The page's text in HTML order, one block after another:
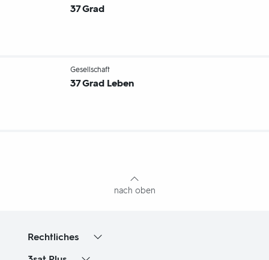
37 Grad
Gesellschaft-
37 Grad Leben
nach oben
Rechtliches